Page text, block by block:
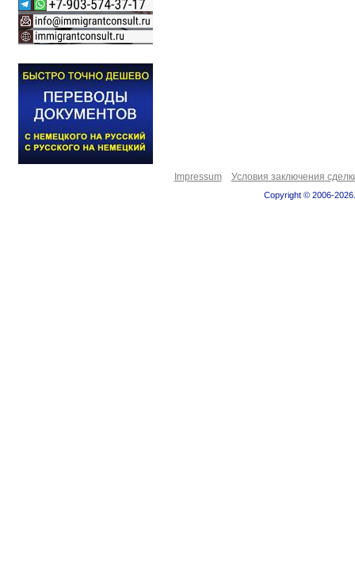
Impressum Условия заключения
Copyright © 2006-